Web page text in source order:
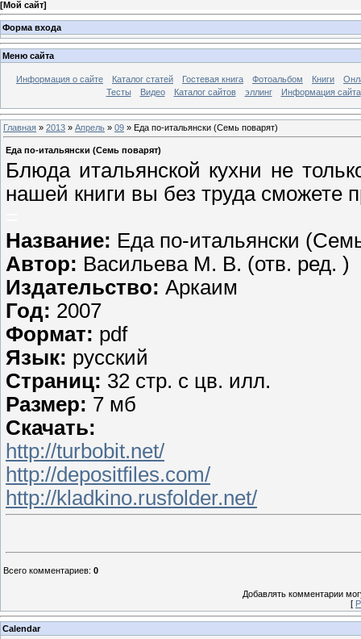
[Мой сайт]
Форма входа
Меню сайта
Информация о сайте Каталог статей Гостевая книга Фотоальбом Книги
Тесты
Видео Каталог сайтов эллинг Информация сайта
Главная » 2013 » Апрель » 09 » Еда по-итальянски (Семь поварят)
Еда по-итальянски (Семь поварят)
Блюда итальянской кухни не
нашей книги вы без труда сможете
Название: Еда по-итальянски
Автор: Васильева М. В. (отв. ред. )
Издательство: Аркаим
Год: 2007
Формат: pdf
Язык: русский
Cтраниц: 32 стр. с цв. илл.
Размер: 7 мб
Скачать:
http://turbobit.net/
http://depositfiles.com/
http://kladkino.rusfolder.net/
Всего комментариев: 0
Добавлять комментарии
[
Calendar